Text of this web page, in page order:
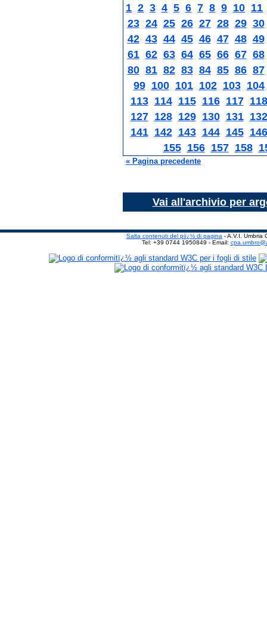
1 2 3 4 5 6 7 8 9 10 11
23 24 25 26 27 28 29 30
42 43 44 45 46 47 48 49
61 62 63 64 65 66 67 68
80 81 82 83 84 85 86 87
99 100 101 102 103 104
113 114 115 116 117 118
127 128 129 130 131 132
141 142 143 144 145 146
155 156 157 158
« Pagina precedente
Vai all'archivio per
Salta contenuti del piï¿½ di pagina - A.V.I. Umbria
Tel: +39 0744 1950849 - Email: